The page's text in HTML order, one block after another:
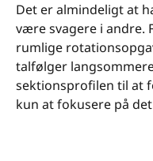
Det er almindeligt at
være svagere i andre.
rumlige
talfølger
sektionsprofilen til at
kun at fokusere på